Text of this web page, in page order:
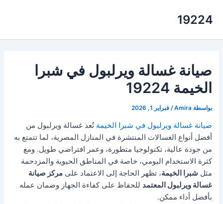
19224
صيانة غسالة ويرلبول في شبرا
الخيمة 19224
بواسطة Amira
/فبراير 1, 2026
صيانة غسالة ويرلبول في شبرا الخيمةتُعد غسالة ويرلبول من
أفضل أنواع الغسالات المنتشرة في المنازل المصرية، لما تتمتع به
من جودة عالية، تكنولوجيا متطورة، وعمر افتراضي طويل. ومع
كثرة الاستخدام اليومي، خاصة في المناطق الحيوية والمزدحمة
مثل شبرا الخيمة، تظهر الحاجة إلى الاعتماد علىمركز صيانة
غسالة ويرلبول المعتمد للحفاظ على كفاءة الجهاز وضمان عمله
بأفضل أداء ممكن.